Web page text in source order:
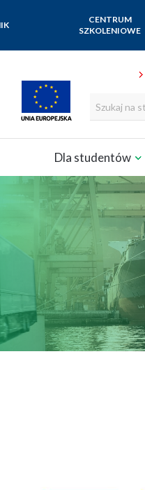
CENTRUM
SZKOLENIOWE
Dla studentów